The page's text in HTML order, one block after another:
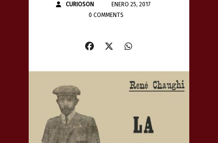
CURIOSON
ENERO 25, 2017
0 COMMENTS